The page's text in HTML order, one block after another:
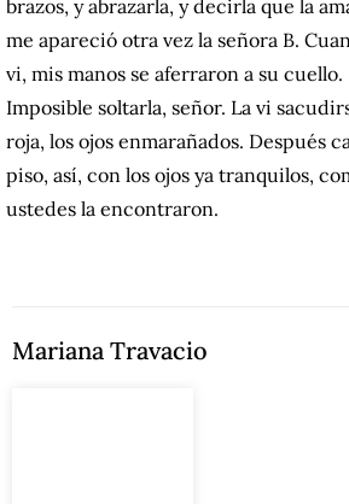
brazos, y abrazarla, y decirla que la
me apareció otra vez la señora B.
vi, mis manos se aferraron a su cuello.
Imposible soltarla, señor. La vi
roja, los ojos enmarañados. Después
piso, así, con los ojos ya tranquilos,
ustedes la encontraron.
Mariana Travacio